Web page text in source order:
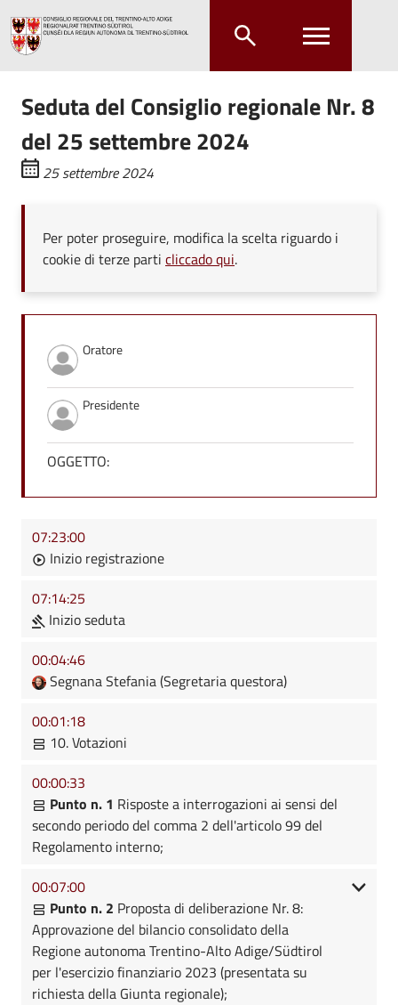
Seduta del Consiglio regionale Nr. 8
del 25 settembre 2024
25 settembre 2024
Per poter proseguire, modifica la scelta riguardo i
cookie di terze parti cliccado qui.
Oratore
Presidente
OGGETTO:
07:23:00
Inizio registrazione
07:14:25
Inizio seduta
00:04:46
Segnana Stefania (Segretaria questora)
00:01:18
10. Votazioni
00:00:33
Punto n. 1 Risposte a interrogazioni ai sensi del
secondo periodo del comma 2 dell'articolo 99 del
Regolamento interno;
00:07:00
Punto n. 2 Proposta di deliberazione Nr. 8:
Approvazione del bilancio consolidato della
Regione autonoma Trentino-Alto Adige/Südtirol
per l'esercizio finanziario 2023 (presentata su
richiesta della Giunta regionale);